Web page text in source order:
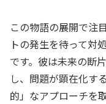
この物語の展開で注
トの発生を待って対
です。彼は未来の断
し、問題が顕在化す
的」なアプローチを